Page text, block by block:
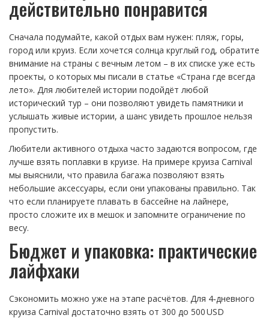
действительно понравится
Сначала подумайте, какой отдых вам нужен: пляж, горы,
город или круиз. Если хочется солнца круглый год, обратите
внимание на страны с вечным летом – в их списке уже есть
проекты, о которых мы писали в статье «Страна где всегда
лето». Для любителей истории подойдёт любой
исторический тур – они позволяют увидеть памятники и
услышать живые истории, а шанс увидеть прошлое нельзя
пропустить.
Любители активного отдыха часто задаются вопросом, где
лучше взять поплавки в круизе. На примере круиза Carnival
мы выяснили, что правила багажа позволяют взять
небольшие аксессуары, если они упакованы правильно. Так
что если планируете плавать в бассейне на лайнере,
просто сложите их в мешок и запомните ограничение по
весу.
Бюджет и упаковка: практические
лайфхаки
Сэкономить можно уже на этапе расчётов. Для 4‑дневного
круиза Carnival достаточно взять от 300 до 500 USD